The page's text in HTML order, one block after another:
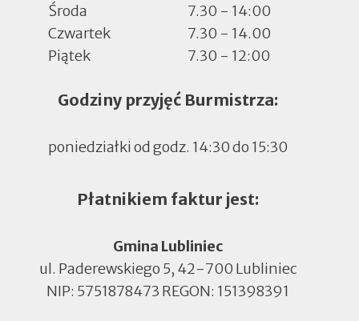
Środa
7.30 - 14:00
Czwartek
7.30 - 14.00
Piątek
7.30 - 12:00
Godziny przyjęć Burmistrza:
poniedziałki od godz. 14:30 do 15:30
Płatnikiem faktur jest:
Gmina Lubliniec
ul. Paderewskiego 5, 42-700 Lubliniec
NIP: 5751878473 REGON: 151398391